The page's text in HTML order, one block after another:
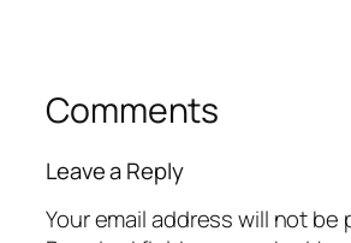
Comments
Leave a Reply
Your email address will not be